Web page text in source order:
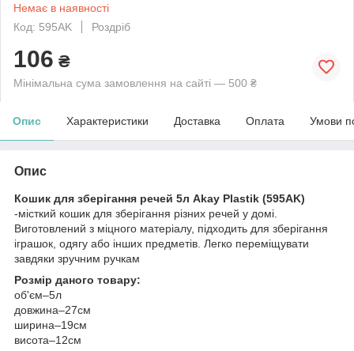
Немає в наявності
Код: 595AK
Роздріб
106 ₴
Мінімальна сума замовлення на сайті — 500 ₴
Опис Характеристики Доставка Оплата Умови
Опис
Кошик для зберігання речей 5л Akay Plastik (595AK)
-місткий кошик для зберігання різних речей у домі.
Виготовлений з міцного матеріалу, підходить для зберігання
іграшок, одягу або інших предметів. Легко переміщувати
завдяки зручним ручкам
Розмір даного товару:
об'єм–5л
довжина–27см
ширина–19см
висота–12см